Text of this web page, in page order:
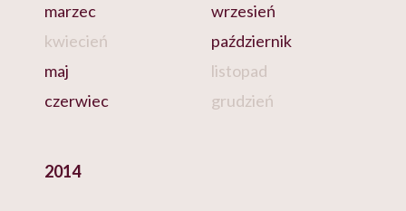
marzec
kwiecień
maj
czerwiec
wrzesień
październik
listopad
grudzień
2014